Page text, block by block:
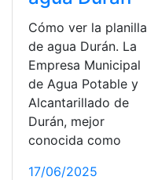
Cómo ver la planilla
de agua Durán. La
Empresa Municipal
de Agua Potable y
Alcantarillado de
Durán, mejor
conocida como
17/06/2025